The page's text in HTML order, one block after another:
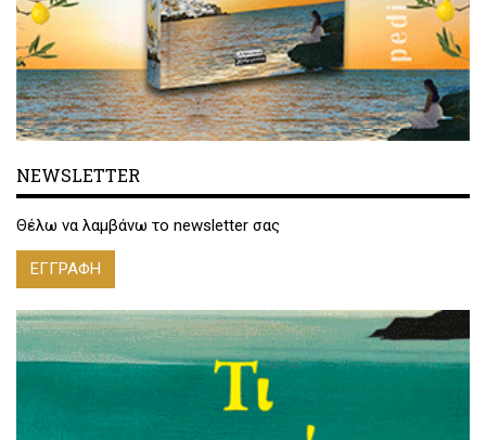
NEWSLETTER
Θέλω να λαμβάνω το newsletter σας
ΕΓΓΡΑΦΗ